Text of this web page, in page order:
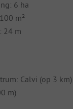
6 ha
m²
24 m
Calvi (op 3 km)
m)